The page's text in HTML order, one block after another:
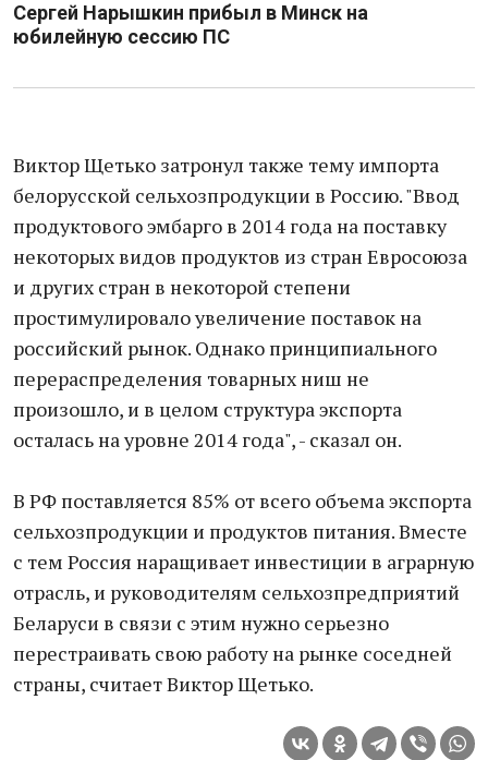
Сергей Нарышкин прибыл в Минск на
юбилейную сессию ПС
Виктор Щетько затронул также тему импорта
белорусской сельхозпродукции в Россию. "Ввод
продуктового эмбарго в 2014 года на поставку
некоторых видов продуктов из стран Евросоюза
и других стран в некоторой степени
простимулировало увеличение поставок на
российский рынок. Однако принципиального
перераспределения товарных ниш не
произошло, и в целом структура экспорта
осталась на уровне 2014 года", - сказал он.
В РФ поставляется 85% от всего объема экспорта
сельхозпродукции и продуктов питания. Вместе
с тем Россия наращивает инвестиции в аграрную
отрасль, и руководителям сельхозпредприятий
Беларуси в связи с этим нужно серьезно
перестраивать свою работу на рынке соседней
страны, считает Виктор Щетько.